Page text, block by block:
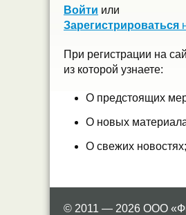
Войти или
Зарегистрироваться
При регистрации на
из которой узнаете:
О предстоящих
О новых
О свежих новостях;
© 2011 — 2026 ООО